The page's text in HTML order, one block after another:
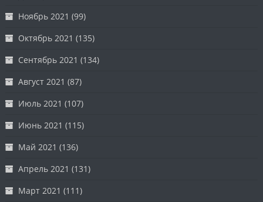
Ноябрь 2021 (99)
Октябрь 2021 (135)
Сентябрь 2021 (134)
Август 2021 (87)
Июль 2021 (107)
Июнь 2021 (115)
Май 2021 (136)
Апрель 2021 (131)
Март 2021 (111)